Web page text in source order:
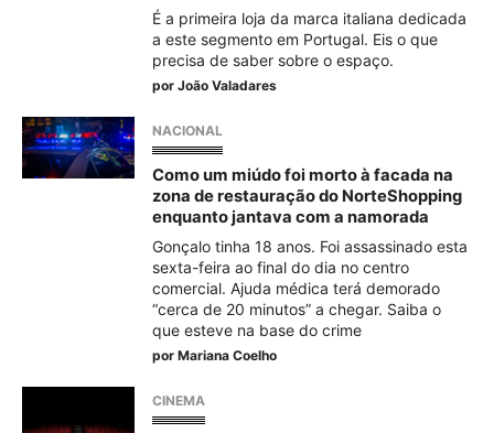
É a primeira loja da marca italiana dedicada
a este segmento em Portugal. Eis o que
precisa de saber sobre o espaço.
por João Valadares
NACIONAL
Como um miúdo foi morto à facada na
zona de restauração do NorteShopping
enquanto jantava com a namorada
Gonçalo tinha 18 anos. Foi assassinado esta
sexta-feira ao final do dia no centro
comercial. Ajuda médica terá demorado
“cerca de 20 minutos” a chegar. Saiba o
que esteve na base do crime
por Mariana Coelho
CINEMA